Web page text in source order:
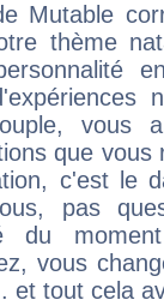
Mutable
thème
vous
que vous
c'est le
pas
du
vous
et tout cela